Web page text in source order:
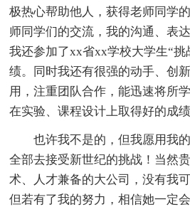
极热心帮助他人，获得老师同学
师同学们的交流，我的沟通、表
我还参加了xx省xx学校大学生“挑
绩。同时我还有很强的动手、创
用，注重团队合作，能迅速将所
在实验、课程设计上取得好的成绩
也许我不是的，但我愿用我
全部去接受新世纪的挑战！当然
术、人才兼备的大公司，没有我
但若有了我的努力，相信她一定